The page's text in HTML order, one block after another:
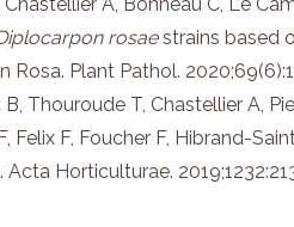
rosaestrains based
Plant Pathol.
Thouroude T, Chastellier A,
Felix F, Foucher F, Hibrand-
Horticulturae.